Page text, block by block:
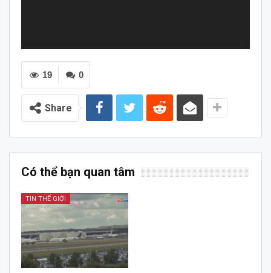
0
19
Share
Có thể bạn quan tâm
TIN THẾ GIỚI